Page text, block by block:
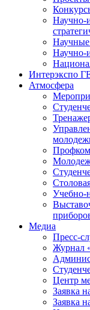
Научно-
Научные
Научно-
Интерэкспо
Атмосфера
Учебно-
Медиа
Пресс-
Журнал
Центр
Заявка
Заявка